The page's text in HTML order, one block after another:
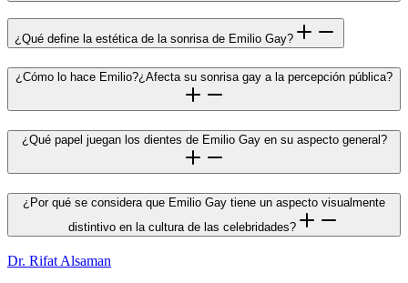
¿Qué define la estética de la sonrisa de Emilio Gay?
¿Cómo lo hace Emilio?¿Afecta su sonrisa gay a la percepción pública?
¿Qué papel juegan los dientes de Emilio Gay en su aspecto general?
¿Por qué se considera que Emilio Gay tiene un aspecto visualmente
distintivo en la cultura de las celebridades?
Dr. Rifat Alsaman